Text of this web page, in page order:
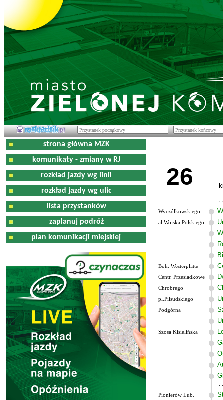
strona główna MZK
komunikaty - zmiany w RJ
rozkład jazdy wg linii
rozkład jazdy wg ulic
lista przystanków
zaplanuj podróż
plan komunikacji miejskiej
26
Wyczółkowskiego
al.Wojska Polskiego
Boh. Westerplatte
Centr. Przesiadkowe
Chrobrego
pl.Piłsudskiego
Podgórna
Szosa Kisielińska
Pionierów Lub.